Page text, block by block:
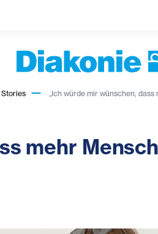
Stories „Ich würde mir wünschen, dass
mehr